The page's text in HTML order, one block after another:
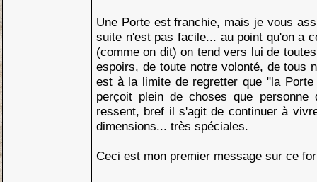
Une Porte est franchie, mais je vous
suite n'est pas facile... au point qu'on a
(comme on dit) on tend vers lui de
espoirs, de toute notre volonté, de tous
est à la limite de regretter que "la
perçoit plein de choses que personne
ressent, bref il s'agit de continuer à
dimensions... très spéciales.
Ceci est mon premier message sur ce